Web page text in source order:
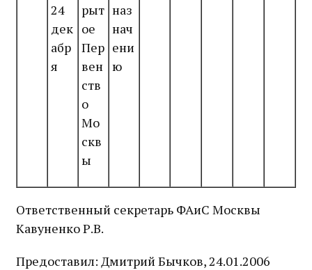
24
дек
абр
я
рыт
ое
Пер
вен
ств
о
Мо
скв
ы
наз
нач
ени
ю
Ответственный секретарь ФАиС Москвы
Кавуненко Р.В.
Предоставил: Дмитрий Бычков, 24.01.2006